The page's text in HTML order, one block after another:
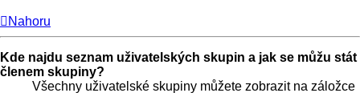
Nahoru
Kde najdu seznam uživatelských skupin a jak se můžu stát
členem skupiny?
Všechny uživatelské skupiny můžete zobrazit na záložce